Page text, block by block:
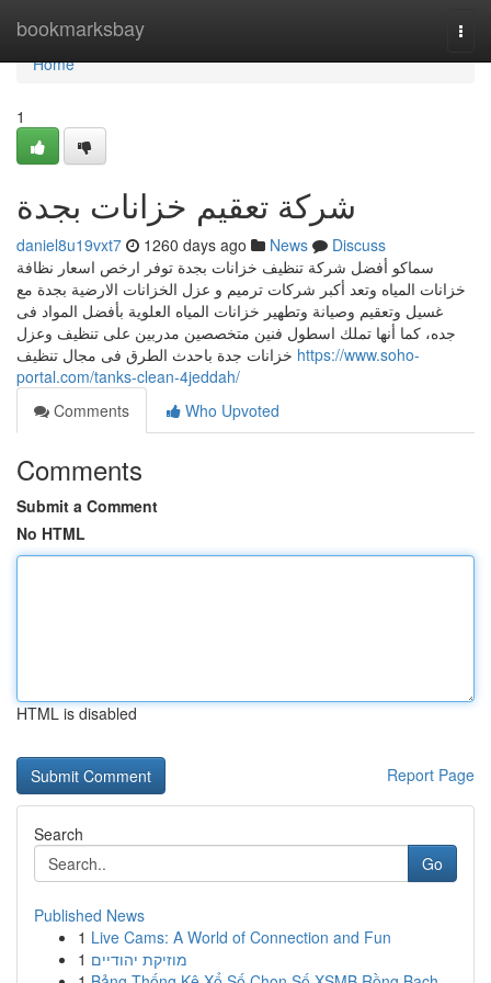
bookmarksbay
Home
Home
1
شركة تعقيم خزانات بجدة
daniel8u19vxt7 1260 days ago News
Discuss
سماكو أفضل شركة تنظيف خزانات بجدة توفر ارخص اسعار نظافة
خزانات المياه وتعد أكبر شركات ترميم و عزل الخزانات الارضية بجدة مع
غسيل وتعقيم وصيانة وتطهير خزانات المياه العلوية بأفضل المواد فى
جده، كما أنها تملك اسطول فنين متخصصين مدربين على تنظيف وعزل
https://www.soho-
portal.com/tanks-clean-4jeddah/
Comments
Who Upvoted
Comments
Submit a Comment
No HTML
HTML is disabled
Report Page
Search
Go
Published News
1 Live Cams: A World of Connection and Fun
1 מוזיקת יהודיים